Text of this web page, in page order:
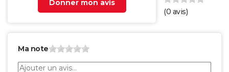
Donner mon avis
(0 avis)
Ma note